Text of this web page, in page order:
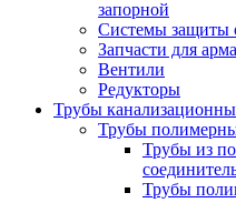
запорной
Системы защиты
Запчасти для
Вентили
Редукторы
Трубы
Трубы
Трубы из
Трубы